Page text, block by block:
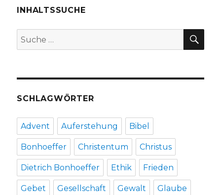
INHALTSSUCHE
Suche
nach:
SCHLAGWÖRTER
Advent Auferstehung Bibel
Bonhoeffer Christentum Christus
Dietrich Bonhoeffer Ethik Frieden
Gebet Gesellschaft Gewalt Glaube